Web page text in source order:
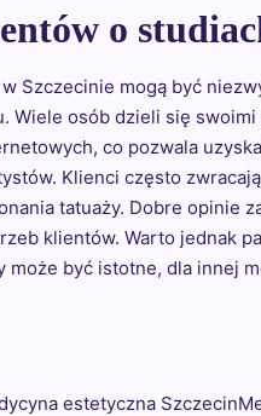
o
Szczecinie mogą być
Wiele osób dzieli się
co pozwala
Klienci często
tatuaży. Dobre opinie
klientów. Warto jednak
być istotne, dla innej
estetyczna